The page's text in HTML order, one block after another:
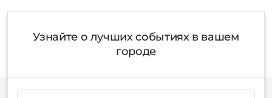
Узнайте о лучших событиях в вашем
городе